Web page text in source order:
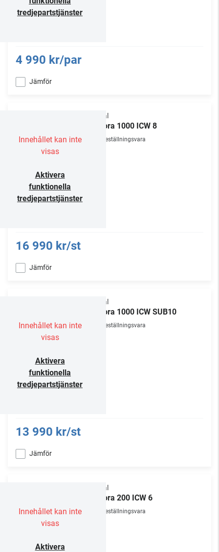
tredjepartstjänster
4 990 kr/par
Jämför
Innehållet kan inte
visas
Aktivera
funktionella
tredjepartstjänster
Focal
Littora 1000 ICW 8
Beställningsvara
16 990 kr/st
Jämför
Innehållet kan inte
visas
Aktivera
funktionella
tredjepartstjänster
Focal
Littora 1000 ICW SUB10
Beställningsvara
13 990 kr/st
Jämför
Innehållet kan inte
visas
Aktivera
Focal
Littora 200 ICW 6
Beställningsvara